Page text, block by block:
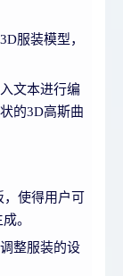
服装模型，
文本进行编
的3D高斯曲
，使得用户可
。
整服装的设